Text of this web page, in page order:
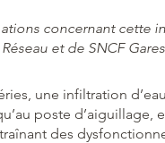
concernant cette
et de SNCF
une infiltration
poste
des